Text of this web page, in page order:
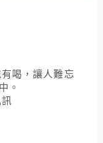
喝，讓人難忘
。